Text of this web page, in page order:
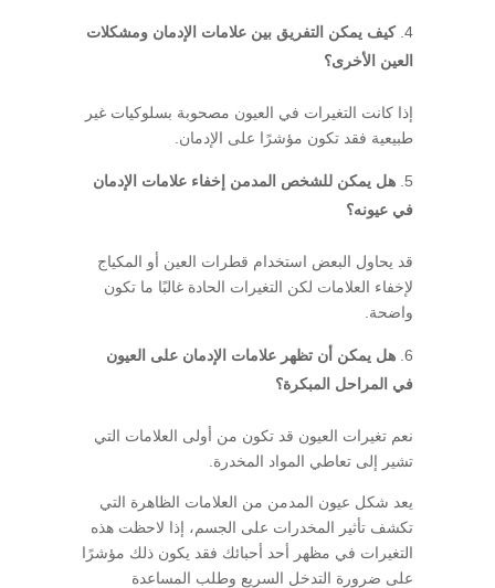
كيف يمكن التفريق بين علامات الإدمان ومشكلات
العين الأخرى؟
إذا كانت التغيرات في العيون مصحوبة بسلوكيات غير
طبيعية فقد تكون مؤشرًا على الإدمان.
هل يمكن للشخص المدمن إخفاء علامات الإدمان
في عيونه؟
قد يحاول البعض استخدام قطرات العين أو المكياج
لإخفاء العلامات لكن التغيرات الحادة غالبًا ما تكون
واضحة.
هل يمكن أن تظهر علامات الإدمان على العيون
في المراحل المبكرة؟
نعم تغيرات العيون قد تكون من أولى العلامات التي
تشير إلى تعاطي المواد المخدرة.
يعد شكل عيون المدمن من العلامات الظاهرة التي
تكشف تأثير المخدرات على الجسم، إذا لاحظت هذه
التغيرات في مظهر أحد أحبائك فقد يكون ذلك مؤشرًا
على ضرورة التدخل السريع وطلب المساعدة